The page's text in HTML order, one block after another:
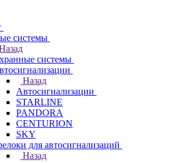
системы
системы
Назад
Автосигнализации
STARLINE
PANDORA
CENTURION
SKY
для автосигнализаций
Назад